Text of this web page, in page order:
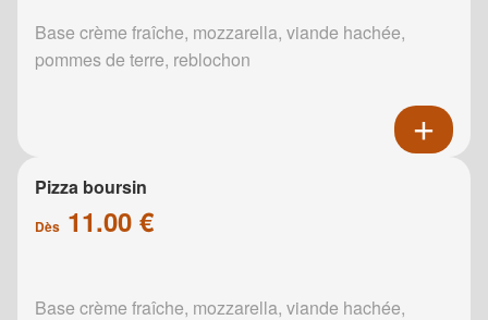
Base crème fraîche, mozzarella, viande hachée,
pommes de terre, reblochon
Pizza boursin
Dès 11.00 €
Base crème fraîche, mozzarella, viande hachée,